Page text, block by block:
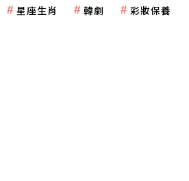
星座生肖 韓劇 彩妝保養